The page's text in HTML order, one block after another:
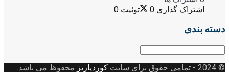
اشتراک گذاری 0 توئیت 0
دسته بندی
دسته
© 2024
- تمامی حقوق برای سایت کوردپاریز محفوظ می باشد.